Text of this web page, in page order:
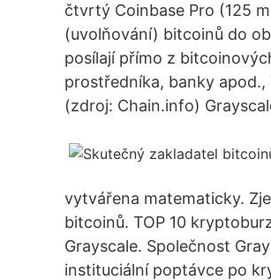
čtvrtý Coinbase Pro (125
(uvolňování) bitcoinů do
posílají přímo z
prostředníka, banky
(zdroj: Chain.info)
vytvářena matematicky.
bitcoinů. TOP 10
Grayscale. Společnost
instituciální poptávce po